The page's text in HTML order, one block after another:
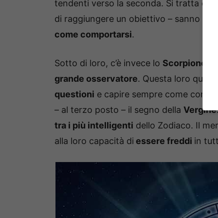
tendenti verso la seconda. Si tratta di
di raggiungere un obiettivo – sanno
come comportarsi.
Sotto di loro, c’è invece lo Scorpione
:
grande osservatore. Questa loro
questioni e capire sempre come
– al terzo posto – il segno della Vergine
tra i più intelligenti dello Zodiaco. Il
alla loro capacità di essere freddi in